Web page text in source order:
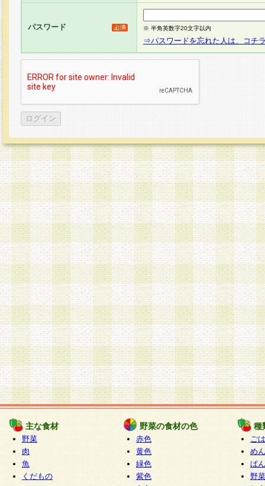
パスワード ※ 半角英数字20文字以内
⇒パスワードを忘れた人は、コチ
主な食材
野菜
肉
魚
くだもの
野菜の食材の色
赤色
黄色
緑色
紫色
種
ご
めん
ぱん
野